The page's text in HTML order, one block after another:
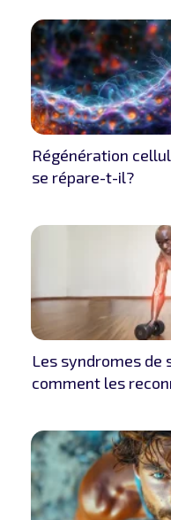
Régénération
se répare-t-il?
Les syndromes de
comment les